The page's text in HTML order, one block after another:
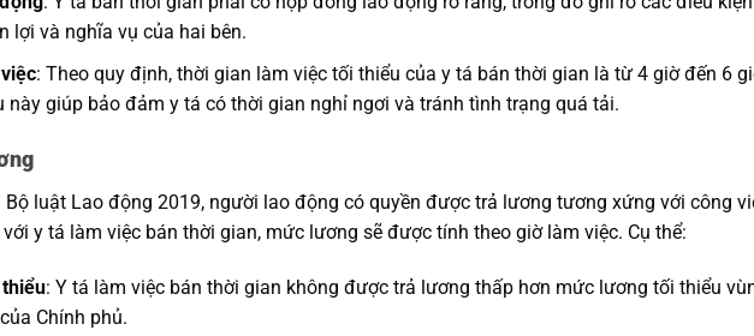
lợi và nghĩa vụ của hai bên.
: Theo quy định, thời gian làm việc tối thiểu của y tá bán thời gian là từ 4 giờ đến 6
này giúp bảo đảm y tá có thời gian nghỉ ngơi và tránh tình trạng quá tải.
Bộ luật Lao động 2019, người lao động có quyền được trả lương tương xứng với công
y tá làm việc bán thời gian, mức lương sẽ được tính theo giờ làm việc. Cụ thể:
: Y tá làm việc bán thời gian không được trả lương thấp hơn mức lương tối thiểu
Chính phủ.